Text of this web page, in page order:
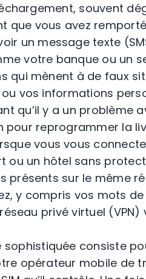
souvent
que vous avez
un message texte
votre banque ou un
qui mènent à de faux
vos informations
qu’il y a un problème
pour reprogrammer la
vous vous
ou un hôtel sans
présents sur le même
y compris vos mots
privé virtuel
consiste
opérateur mobile de